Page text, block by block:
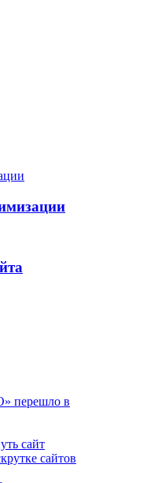
перешло в
сайт
сайтов